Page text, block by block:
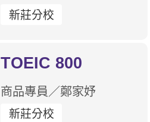
新莊分校
TOEIC 800
商品專員／鄭家妤
新莊分校